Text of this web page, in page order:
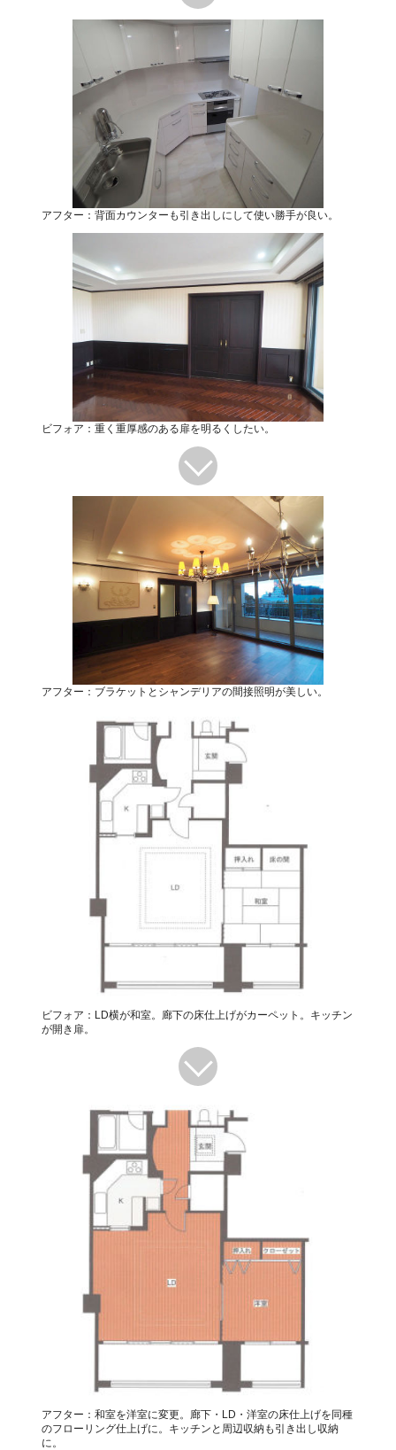
アフター：背面カウンターも引き出しにして使い勝手が良い。
ビフォア：重く重厚感のある扉を明るくしたい。
アフター：ブラケットとシャンデリアの間接照明が美しい。
ビフォア：LD横が和室。廊下の床仕上げがカーペット。キッチン
が開き扉。
アフター：和室を洋室に変更。廊下・LD・洋室の床仕上げを同種
のフローリング仕上げに。キッチンと周辺収納も引き出し収納
に。